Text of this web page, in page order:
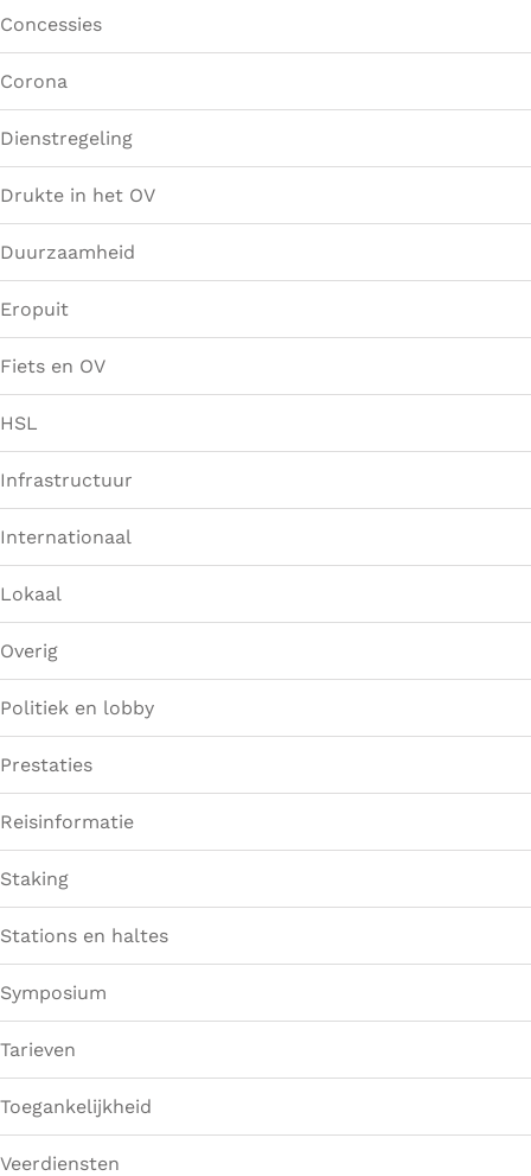
Concessies
Corona
Dienstregeling
Drukte in het OV
Duurzaamheid
Eropuit
Fiets en OV
HSL
Infrastructuur
Internationaal
Lokaal
Overig
Politiek en lobby
Prestaties
Reisinformatie
Staking
Stations en haltes
Symposium
Tarieven
Toegankelijkheid
Veerdiensten